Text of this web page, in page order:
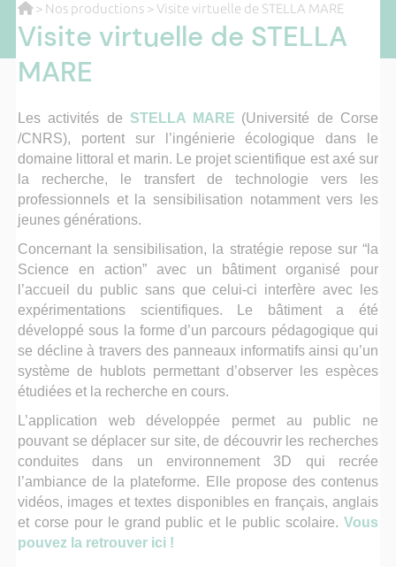
> Nos productions > Visite virtuelle de STELLA MARE
Visite virtuelle de STELLA
MARE
Les activités de STELLA MARE (Université de Corse
/CNRS), portent sur l’ingénierie écologique dans le
domaine littoral et marin. Le projet scientifique est axé sur
la recherche, le transfert de technologie vers les
professionnels et la sensibilisation notamment vers les
jeunes générations.
Concernant la sensibilisation, la stratégie repose sur “la
Science en action” avec un bâtiment organisé pour
l’accueil du public sans que celui-ci interfère avec les
expérimentations scientifiques. Le bâtiment a été
développé sous la forme d’un parcours pédagogique qui
se décline à travers des panneaux informatifs ainsi qu’un
système de hublots permettant d’observer les espèces
étudiées et la recherche en cours.
L’application web développée permet au public ne
pouvant se déplacer sur site, de découvrir les recherches
conduites dans un environnement 3D qui recrée
l’ambiance de la plateforme. Elle propose des contenus
vidéos, images et textes disponibles en français, anglais
et corse pour le grand public et le public scolaire.Vous
pouvez la retrouver ici !